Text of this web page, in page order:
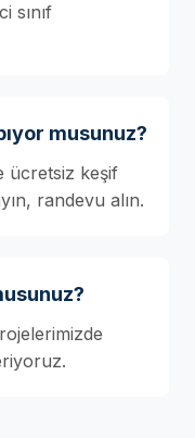
sınıf
musunuz?
ücretsiz keşif
randevu alın.